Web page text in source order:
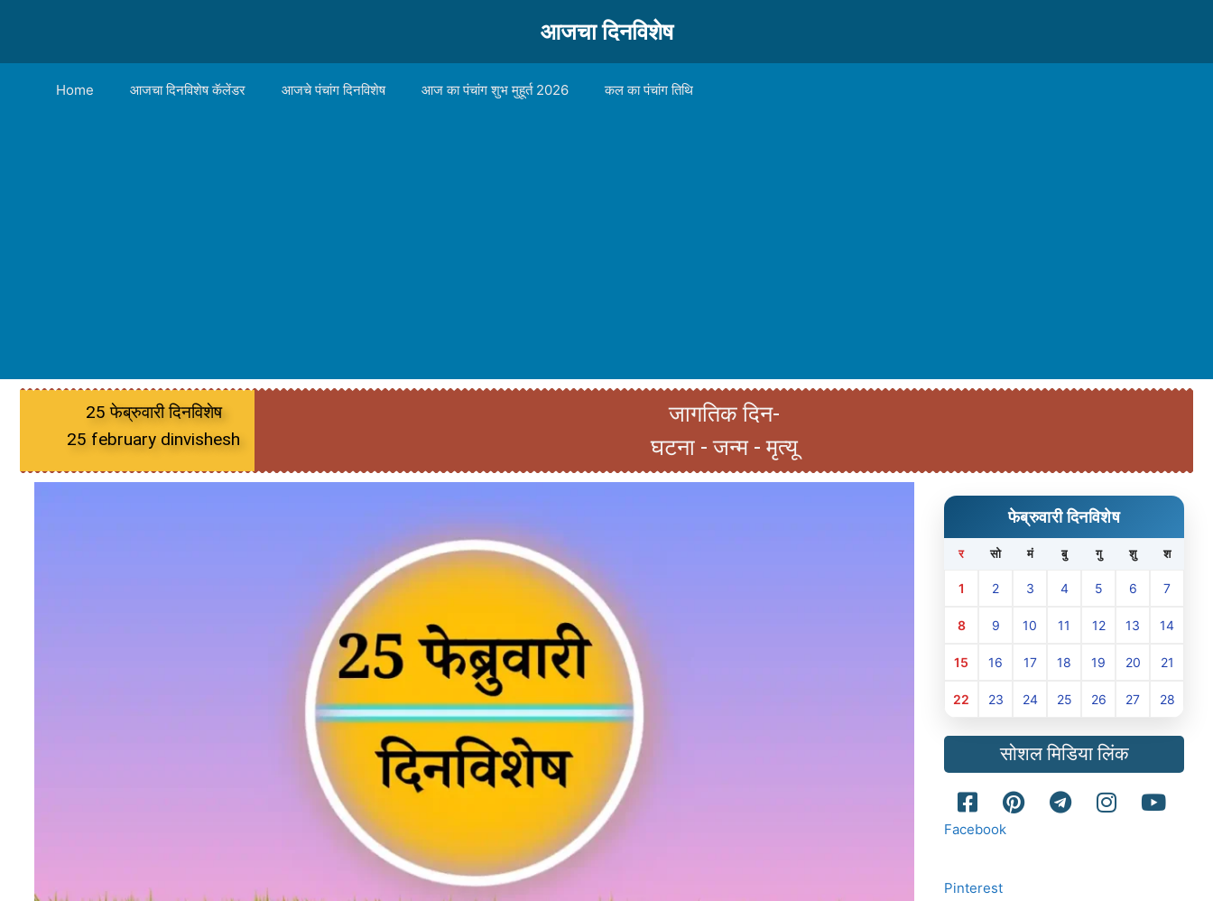
आजचा दिनविशेष
Home आजचा दिनविशेष कॅलेंडर आजचे पंचांग दिनविशेष आज का पंचांग शुभ मुहूर्त 2026 कल का पंचांग तिथि
25 फेब्रुवारी दिनविशेष
25 february dinvishesh
जागतिक दिन-
घटना - जन्म - मृत्यू
फेब्रुवारी दिनविशेष
र सो मं बु गु शु श
1 2 3 4 5 6 7
8 9 10 11 12 13 14
15 16 17 18 19 20 21
22 23 24 25 26 27 28
सोशल मिडिया लिंक
Facebook
Pinterest